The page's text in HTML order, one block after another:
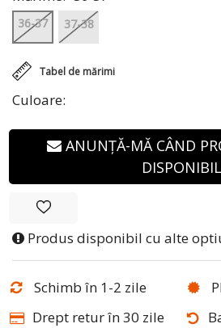
Culoare:
Tabel de mărimi
36-37 37-38
ANUNȚĂ-MĂ CÂND
DISPONIBIL
Produs disponibil cu alte
Schimb în 1-2 zile
Drept retur în 30 zile